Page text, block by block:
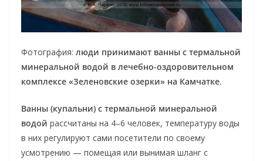
Фотография: люди принимают ванны с термальной
минеральной водой в лечебно-оздоровительном
комплексе «Зеленовские озерки» на Камчатке.
Ванны (купальни) с термальной минеральной
водой рассчитаны на 4–6 человек, температуру воды
в них регулируют сами посетители по своему
усмотрению — помещая или вынимая шланг с